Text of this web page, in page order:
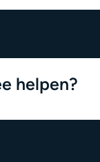
helpen?